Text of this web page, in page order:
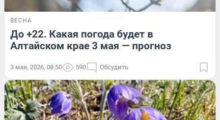
ВЕСНА
До +22. Какая погода будет в
Алтайском крае 3 мая — прогноз
3 мая, 2026, 08:50 590 Обсудить